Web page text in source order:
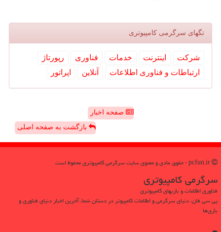
تگهای سرگرمی كامپیوتری
شركت اینترنت خدمات فناوری
رپورتاژ
ارتباطات و فناوری اطلاعات
آنلاین اپراتور
صفحه اخبار
بازگشت به صفحه اصلی
سرگرمی كامپیوتری
فناوری اطلاعات و بازیهای کامپیوتری
پی سی فان، دنیای سرگرمی و اطلاعات کامپیوتر در دستان شما، آخرین اخبار دنیای فناوری و
بازی‌ها